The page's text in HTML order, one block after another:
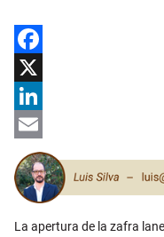
Facebook
X
LinkedIn
Email
La apertura de la zafra